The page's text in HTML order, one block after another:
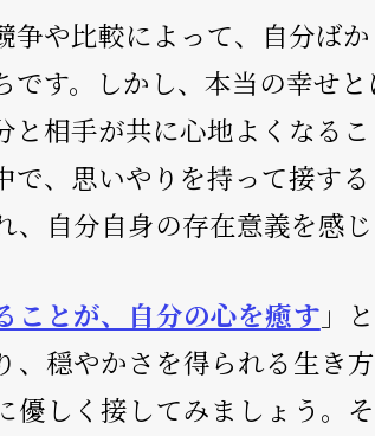
争や比較によって、自分ば
です。しかし、本当の幸せと
と相手が共に心地よくなる
で、思いやりを持って接す
、自分自身の存在意義を感じ
ことが、自分の心を癒す 」
、穏やかさを得られる生き
優しく接してみましょう。